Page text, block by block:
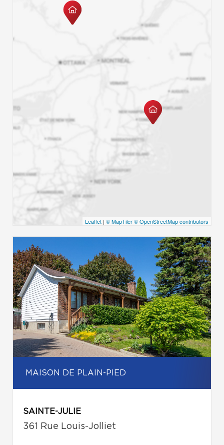
Leaflet | © MapTiler© OpenStreetMap contributors
MAISON DE PLAIN-PIED
SAINTE-JULIE
361 Rue Louis-Jolliet